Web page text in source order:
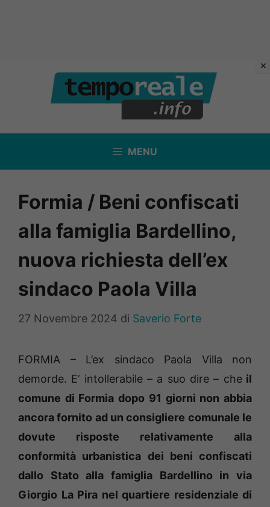
contenuto
MENU
Formia / Beni confiscati
alla famiglia Bardellino,
nuova richiesta dell’ex
sindaco Paola Villa
27 Novembre 2024 di Saverio Forte
FORMIA – L’ex sindaco Paola Villa non
demorde. E’ intollerabile – a suo dire – cheil
comune di Formia dopo 91 giorni non abbia
ancora fornito ad un consigliere comunale le
dovute risposte relativamente alla
conformità urbanistica dei beni confiscati
dallo Stato alla famiglia Bardellino in via
Giorgio La Pira nel quartiere residenziale di